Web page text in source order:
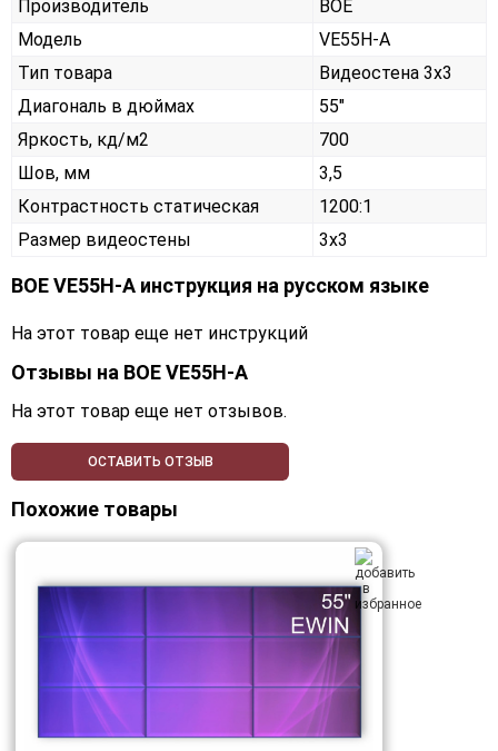
Производитель
BOE
Модель
VE55H-A
Тип товара
Видеостена 3х3
Диагональ в дюймах
55"
Яркость, кд/м2
700
Шов, мм
3,5
Контрастность статическая
1200:1
Размер видеостены
3x3
BOE VE55H-A инструкция на русском языке
На этот товар еще нет инструкций
Отзывы на BOE VE55H-A
На этот товар еще нет отзывов.
ОСТАВИТЬ ОТЗЫВ
Похожие товары